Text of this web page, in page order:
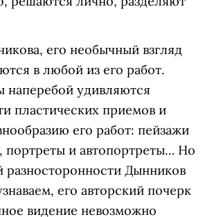
его необычный взгляд
в любой из его работ.
наперебой удивляются
пластических приемов и
его работ: пейзажи
и автопортреты… Но
разносторонности Дынников
его авторский почерк
видение невозможно